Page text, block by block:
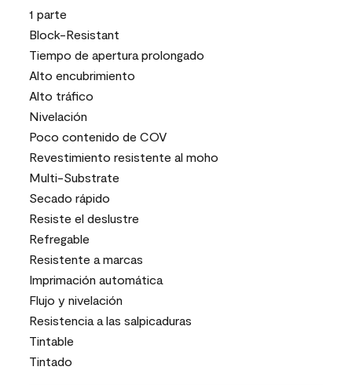
1 parte
Block-Resistant
Tiempo de apertura prolongado
Alto encubrimiento
Alto tráfico
Nivelación
Poco contenido de COV
Revestimiento resistente al moho
Multi-Substrate
Secado rápido
Resiste el deslustre
Refregable
Resistente a marcas
Imprimación automática
Flujo y nivelación
Resistencia a las salpicaduras
Tintable
Tintado